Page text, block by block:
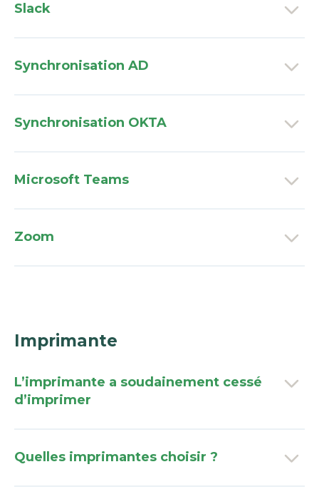
Slack
Synchronisation AD
Synchronisation OKTA
Microsoft Teams
Zoom
Imprimante
L’imprimante a soudainement cessé
d’imprimer
Quelles imprimantes choisir ?